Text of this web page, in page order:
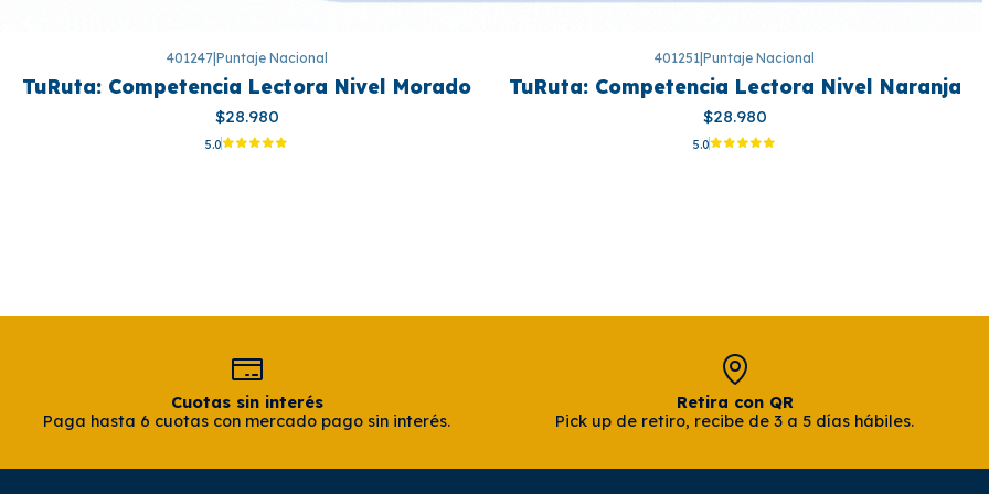
401247|Puntaje Nacional
TuRuta: Competencia Lectora Nivel Morado
$28.980
5.0
401251|Puntaje Nacional
TuRuta: Competencia Lectora Nivel Naranja
$28.980
5.0
Cuotas sin interés
Paga hasta 6 cuotas con mercado pago sin interés.
Retira con QR
Pick up de retiro, recibe de 3 a 5 días hábiles.